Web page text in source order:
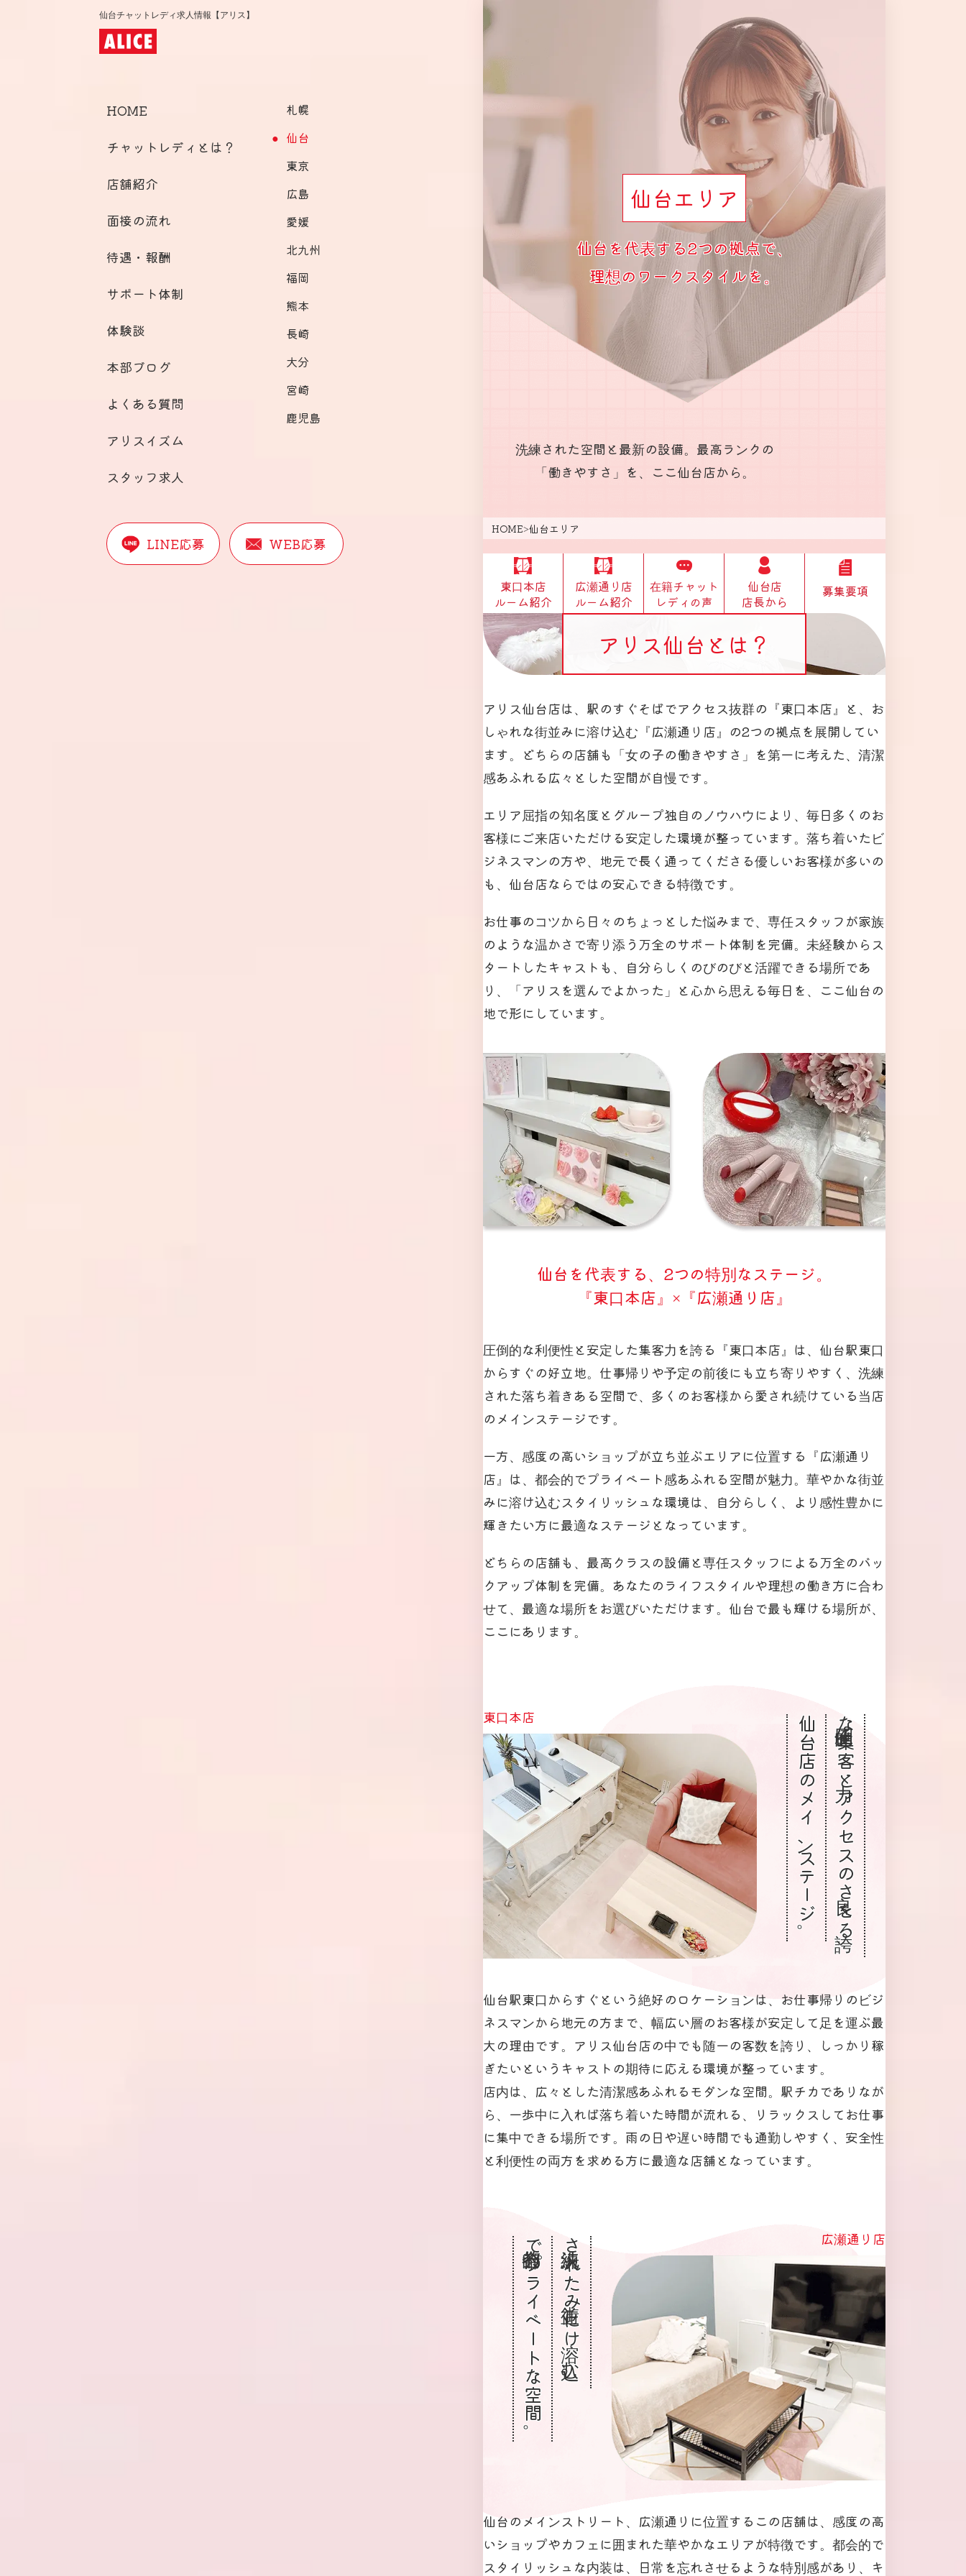
仙台チャットレディ求人情報【アリス】
HOME
チャットレディとは？
店舗紹介
面接の流れ
待遇・報酬
サポート体制
体験談
本部ブログ
よくある質問
アリスイズム
スタッフ求人
札幌
仙台
東京
広島
愛媛
北九州
福岡
熊本
長崎
大分
宮崎
鹿児島
LINE応募 WEB応募
仙台エリア
仙台を代表する2つの拠点で、
理想のワークスタイルを。
洗練された空間と最新の設備。最高ランクの
「働きやすさ」を、ここ仙台店から。
HOME>仙台エリア
東口本店
ルーム紹介
広瀬通り店
ルーム紹介
在籍チャット
レディの声
仙台店
店長から
募集要項
アリス仙台とは？
アリス仙台店は、駅のすぐそばでアクセス抜群の『東口本店』と、お
しゃれな街並みに溶け込む『広瀬通り店』の2つの拠点を展開してい
ます。どちらの店舗も「女の子の働きやすさ」を第一に考えた、清潔
感あふれる広々とした空間が自慢です。
エリア屈指の知名度とグループ独自のノウハウにより、毎日多くのお
客様にご来店いただける安定した環境が整っています。落ち着いたビ
ジネスマンの方や、地元で長く通ってくださる優しいお客様が多いの
も、仙台店ならではの安心できる特徴です。
お仕事のコツから日々のちょっとした悩みまで、専任スタッフが家族
のような温かさで寄り添う万全のサポート体制を完備。未経験からス
タートしたキャストも、自分らしくのびのびと活躍できる場所であ
り、「アリスを選んでよかった」と心から思える毎日を、ここ仙台の
地で形にしています。
仙台を代表する、2つの特別なステージ。
『東口本店』×『広瀬通り店』
圧倒的な利便性と安定した集客力を誇る『東口本店』は、仙台駅東口
からすぐの好立地。仕事帰りや予定の前後にも立ち寄りやすく、洗練
された落ち着きある空間で、多くのお客様から愛され続けている当店
のメインステージです。
一方、感度の高いショップが立ち並ぶエリアに位置する『広瀬通り
店』は、都会的でプライベート感あふれる空間が魅力。華やかな街並
みに溶け込むスタイリッシュな環境は、自分らしく、より感性豊かに
輝きたい方に最適なステージとなっています。
どちらの店舗も、最高クラスの設備と専任スタッフによる万全のバッ
クアップ体制を完備。あなたのライフスタイルや理想の働き方に合わ
せて、最適な場所をお選びいただけます。仙台で最も輝ける場所が、
ここにあります。
東口本店 圧倒的な集客力とアクセスの良さを誇る、
仙台店のメインステージ。
仙台駅東口からすぐという絶好のロケーションは、お仕事帰りのビジ
ネスマンから地元の方まで、幅広い層のお客様が安定して足を運ぶ最
大の理由です。アリス仙台店の中でも随一の客数を誇り、しっかり稼
ぎたいというキャストの期待に応える環境が整っています。
店内は、広々とした清潔感あふれるモダンな空間。駅チカでありなが
ら、一歩中に入れば落ち着いた時間が流れる、リラックスしてお仕事
に集中できる場所です。雨の日や遅い時間でも通勤しやすく、安全性
と利便性の両方を求める方に最適な店舗となっています。
広瀬通り店
洗練された街並みに溶け込む、
都会的でプライベートな空間。
仙台のメインストリート、広瀬通りに位置するこの店舗は、感度の高
いショップやカフェに囲まれた華やかなエリアが特徴です。都会的で
スタイリッシュな内装は、日常を忘れさせるような特別感があり、キ